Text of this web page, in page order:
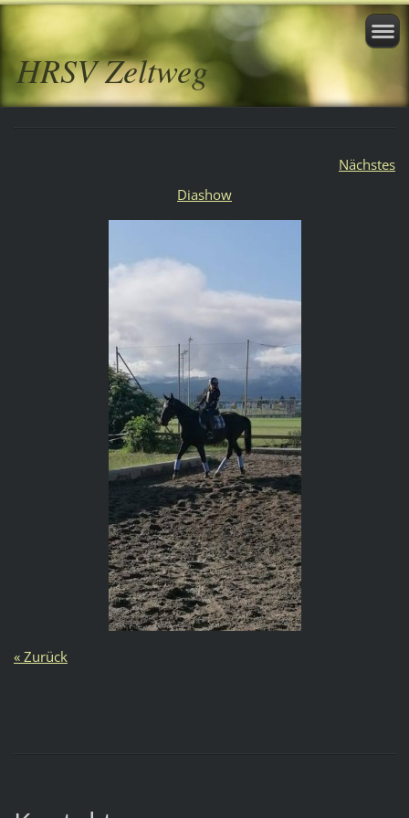
HRSV Zeltweg
Nächstes
Diashow
« Zurück